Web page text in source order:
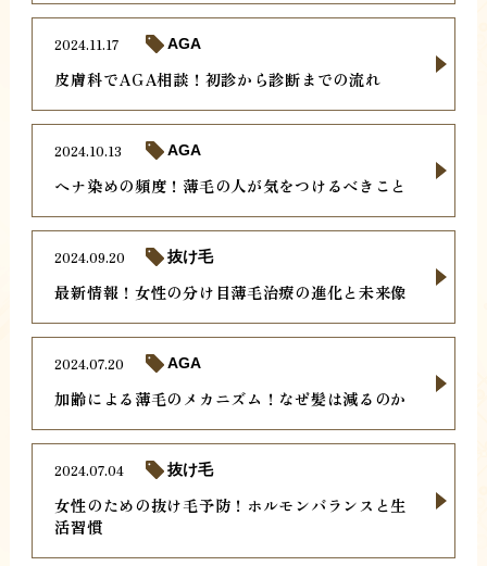
皮膚科でAGA相談！初診から診断までの流れ
2024.11.17 AGA
ヘナ染めの頻度！薄毛の人が気をつけるべきこと
2024.10.13 AGA
最新情報！女性の分け目薄毛治療の進化と未来像
2024.09.20 抜け毛
加齢による薄毛のメカニズム！なぜ髪は減るのか
2024.07.20 AGA
女性のための抜け毛予防！ホルモンバランスと生
活習慣
2024.07.04 抜け毛